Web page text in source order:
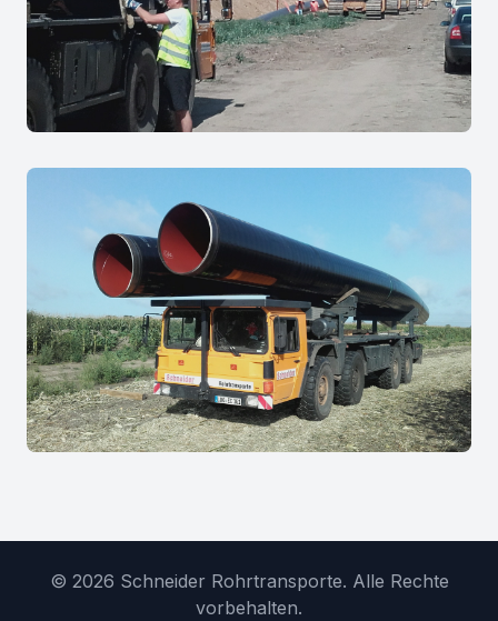
© 2026 Schneider Rohrtransporte. Alle Rechte
vorbehalten.